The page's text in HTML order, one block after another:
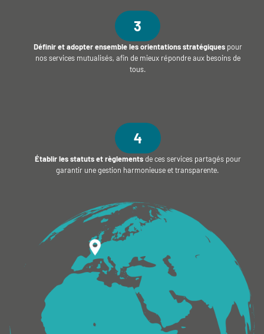
3
Définir et adopter ensemble les orientations stratégiquespour
nos services mutualisés, afin de mieux répondre aux besoins de
tous.
4
Établir les statuts et règlementsde ces services partagés pour
garantir une gestion harmonieuse et transparente.